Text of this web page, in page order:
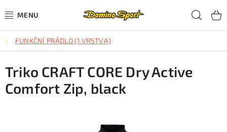
na
CYKLISTIKA
SJEZDOVÉ LYŽOVÁNÍ
SKIALPOVÉ LYŽOVÁNÍ
FUNKČNÍ PRÁDLO (1.VRSTVA)
Triko CRAFT CORE Dry Active
Comfort Zip, black